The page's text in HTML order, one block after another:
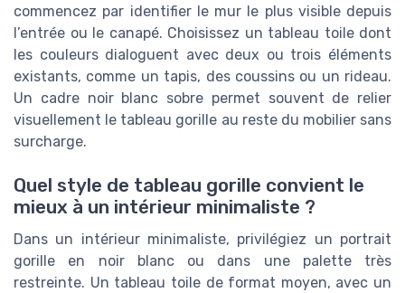
commencez par identifier le mur le plus visible depuis
l’entrée ou le canapé. Choisissez un tableau toile dont
les couleurs dialoguent avec deux ou trois éléments
existants, comme un tapis, des coussins ou un rideau.
Un cadre noir blanc sobre permet souvent de relier
visuellement le tableau gorille au reste du mobilier sans
surcharge.
Quel style de tableau gorille convient le
mieux à un intérieur minimaliste ?
Dans un intérieur minimaliste, privilégiez un portrait
gorille en noir blanc ou dans une palette très
restreinte. Un tableau toile de format moyen, avec un